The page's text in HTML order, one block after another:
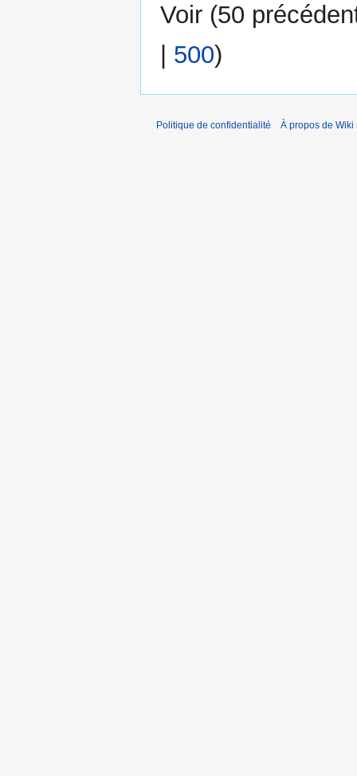
Voir (50
500)
Politique de confidentialité À propos de